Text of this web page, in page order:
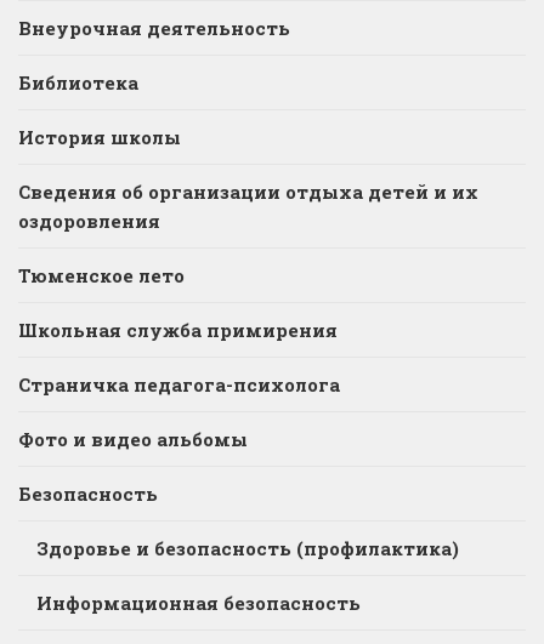
Внеурочная деятельность
Библиотека
История школы
Сведения об организации отдыха детей и их
оздоровления
Тюменское лето
Школьная служба примирения
Страничка педагога-психолога
Фото и видео альбомы
Безопасность
Здоровье и безопасность (профилактика)
Информационная безопасность